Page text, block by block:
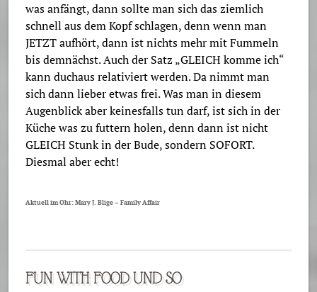
was anfängt, dann sollte man sich das ziemlich
schnell aus dem Kopf schlagen, denn wenn man
JETZT aufhört, dann ist nichts mehr mit Fummeln
bis demnächst. Auch der Satz „GLEICH komme ich“
kann duchaus relativiert werden. Da nimmt man
sich dann lieber etwas frei. Was man in diesem
Augenblick aber keinesfalls tun darf, ist sich in der
Küche was zu futtern holen, denn dann ist nicht
GLEICH Stunk in der Bude, sondern SOFORT.
Diesmal aber echt!
Aktuell im Ohr: Mary J. Blige – Family Affair
FUN WITH FOOD UND SO